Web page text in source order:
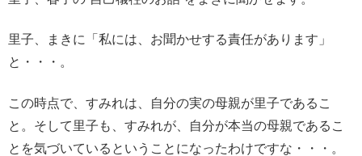
里子、まきに「私には、お聞かせする責任があります」
と・・・。
この時点で、すみれは、自分の実の母親が里子であるこ
と。そして里子も、すみれが、自分が本当の母親であるこ
とを気づいているということになったわけですな・・・。